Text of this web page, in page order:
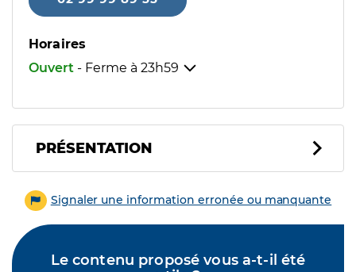
Horaires
Ouvert - Ferme à 23h59
PRÉSENTATION
Signaler une information erronée ou manquante
Le contenu proposé vous a-t-il été